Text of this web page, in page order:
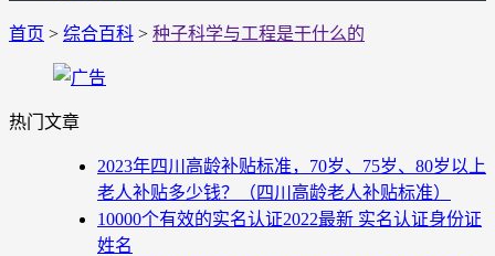
首页 > 综合百科 > 种子科学与工程是干什么的
热门文章
2023年四川高龄补贴标准，70岁、75岁、80岁以上
老人补贴多少钱？（四川高龄老人补贴标准）
10000个有效的实名认证2022最新 实名认证身份证
姓名